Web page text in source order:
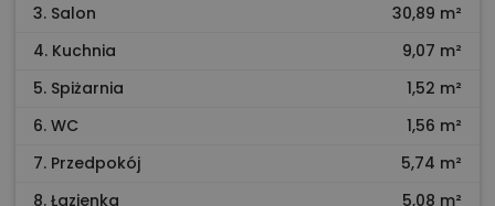
3. Salon
30,89 m²
4. Kuchnia
9,07 m²
5. Spiżarnia
1,52 m²
6. WC
1,56 m²
7. Przedpokój
5,74 m²
8. Łazienka
5,08 m²